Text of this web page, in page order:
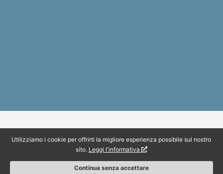
Utilizziamo i cookie per offrirti la migliore esperienza possibile sul nostro
sito. Leggi l'informativa
Continua senza accettare